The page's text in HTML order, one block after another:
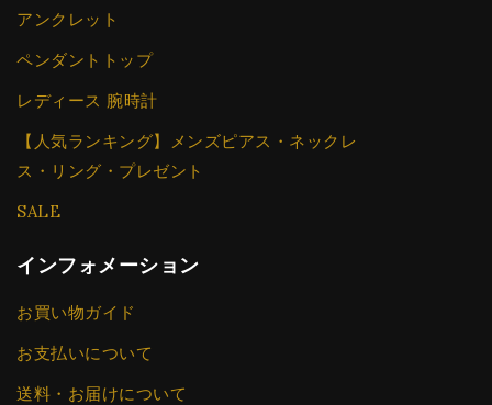
アンクレット
ペンダントトップ
レディース 腕時計
【人気ランキング】メンズピアス・ネックレ
ス・リング・プレゼント
SALE
インフォメーション
お買い物ガイド
お支払いについて
送料・お届けについて